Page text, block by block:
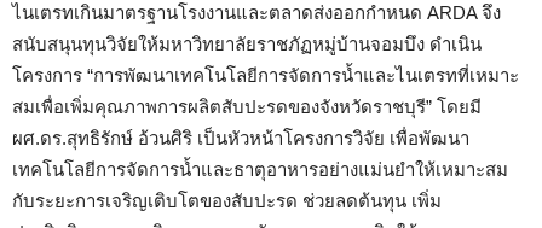
ไนเตรทเกินมาตรฐานโรงงานและตลาดส่งออกกำหนด ARDA จึง
สนับสนุนทุนวิจัยให้มหาวิทยาลัยราชภัฏหมู่บ้านจอมบึง ดำเนิน
โครงการ “การพัฒนาเทคโนโลยีการจัดการน้ำและไนเตรทที่เหมาะ
สมเพื่อเพิ่มคุณภาพการผลิตสับปะรดของจังหวัดราชบุรี” โดยมี
ผศ.ดร.สุทธิรักษ์ อ้วนศิริ เป็นหัวหน้าโครงการวิจัย เพื่อพัฒนา
เทคโนโลยีการจัดการน้ำและธาตุอาหารอย่างแม่นยำให้เหมาะสม
กับระยะการเจริญเติบโตของสับปะรด ช่วยลดต้นทุน เพิ่ม